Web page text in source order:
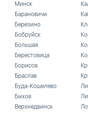
Минск
Барановичи
Березино
Бобруйск
Большая
Берестовица
Борисов
Браслав
Буда-Кошелево
Быхов
Верхнедвинск